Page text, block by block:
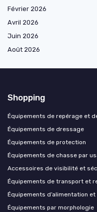
Février 2026
Avril 2026
Juin 2026
Août 2026
Shopping
Équipements de repérage et
Équipements de dressage
Équipements de protection
Équipements de chasse par
Accessoires de visibilité et
Équipements de transport et
Équipements d’alimentation
Équipements par morphologie